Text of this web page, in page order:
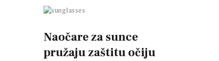
Naočare za sunce
pružaju zaštitu očiju